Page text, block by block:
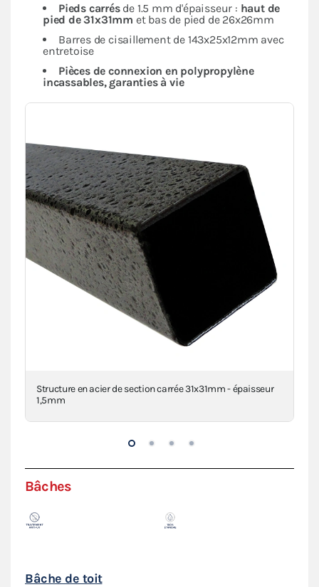
Pieds carrésde 1.5 mm d'épaisseur : haut de
pied de 31x31mm et bas de pied de 26x26mm
Barres de cisaillement de 143x25x12mm avec
entretoise
Pièces de connexion en polypropylène
incassables, garanties à vie
Structure en acier de section carrée 31x31mm - épaisseur
1,5mm
Bâches
Bâche de toit